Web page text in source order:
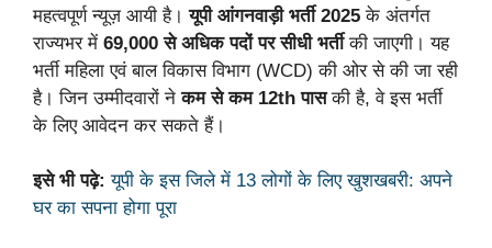
महत्वपूर्ण न्यूज़ आयी है।यूपी आंगनवाड़ी भर्ती 2025 के अंतर्गत
राज्यभर में 69,000 से अधिक पदों पर सीधी भर्तीकी जाएगी। यह
भर्ती महिला एवं बाल विकास विभाग (WCD) की ओर से की जा रही
है। जिन उम्मीदवारों नेकम से कम 12th पासकी है, वे इस भर्ती
के लिए आवेदन कर सकते हैं।
इसे भी पढ़े: यूपी के इस जिले में 13 लोगों के लिए खुशखबरी: अपने
घर का सपना होगा पूरा